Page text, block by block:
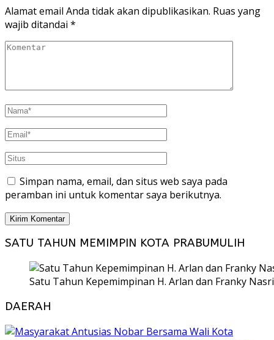
Alamat email Anda tidak akan dipublikasikan. Ruas yang
wajib ditandai *
Simpan nama, email, dan situs web saya pada
peramban ini untuk komentar saya berikutnya.
SATU TAHUN MEMIMPIN KOTA PRABUMULIH
Satu Tahun Kepemimpinan H. Arlan dan Franky
DAERAH